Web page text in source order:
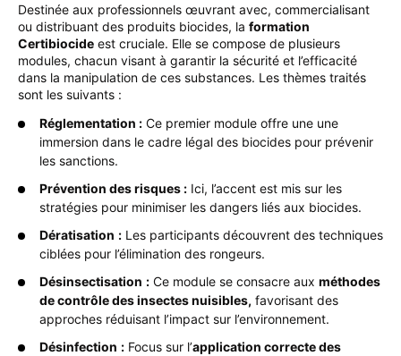
Destinée aux professionnels œuvrant avec, commercialisant
ou distribuant des produits biocides, la formation
Certibiocide est cruciale. Elle se compose de plusieurs
modules, chacun visant à garantir la sécurité et l’efficacité
dans la manipulation de ces substances. Les thèmes traités
sont les suivants :
Réglementation : Ce premier module offre une une
immersion dans le cadre légal des biocides pour prévenir
les sanctions.
Prévention des risques : Ici, l’accent est mis sur les
stratégies pour minimiser les dangers liés aux biocides.
Dératisation : Les participants découvrent des techniques
ciblées pour l’élimination des rongeurs.
Désinsectisation : Ce module se consacre aux méthodes
de contrôle des insectes nuisibles, favorisant des
approches réduisant l’impact sur l’environnement.
Désinfection : Focus sur l’application correcte des